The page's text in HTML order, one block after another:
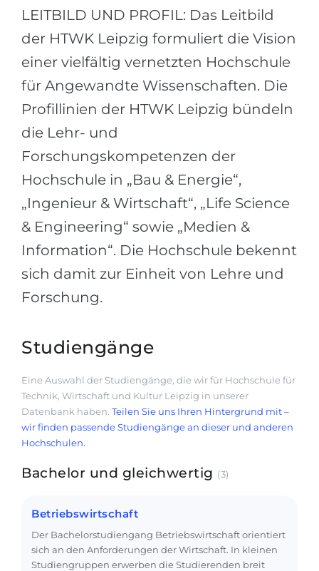
LEITBILD UND PROFIL: Das Leitbild
der HTWK Leipzig formuliert die Vision
einer vielfältig vernetzten Hochschule
für Angewandte Wissenschaften. Die
Profillinien der HTWK Leipzig bündeln
die Lehr- und
Forschungskompetenzen der
Hochschule in „Bau & Energie“,
„Ingenieur & Wirtschaft“, „Life Science
& Engineering“ sowie „Medien &
Information“. Die Hochschule bekennt
sich damit zur Einheit von Lehre und
Forschung.
Studiengänge
Eine Auswahl der Studiengänge, die wir für Hochschule für
Technik, Wirtschaft und Kultur Leipzig in unserer
Datenbank haben. Teilen Sie uns Ihren Hintergrund mit –
wir finden passende Studiengänge an dieser und anderen
Hochschulen.
Bachelor und gleichwertig (3)
Betriebswirtschaft
Der Bachelorstudiengang Betriebswirtschaft orientiert
sich an den Anforderungen der Wirtschaft. In kleinen
Studiengruppen erwerben die Studierenden breit